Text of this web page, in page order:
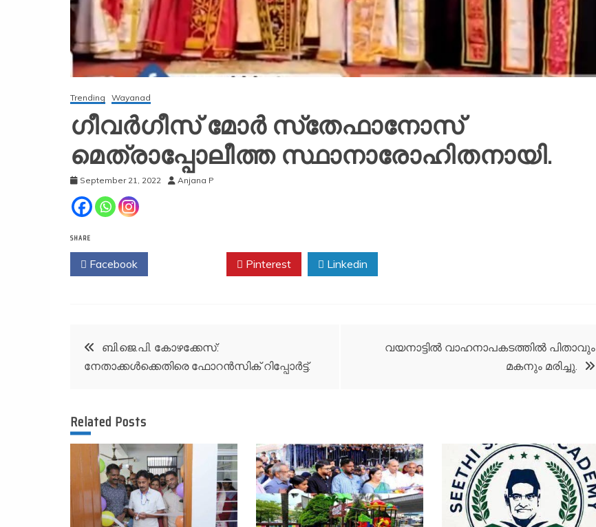
Trending Wayanad
ഗീവര്‍ഗീസ് മോര്‍ സ്‌തേഫാനോസ്
മെത്രാപ്പോലീത്ത സ്ഥാനാരോഹിതനായി.
September 21, 2022 Anjana P
SHARE
Facebook Pinterest Linkedin
Post
navigation
ബി.ജെ.പി. കോഴക്കേസ്‌:
നേതാക്കൾക്കെതിരെ ഫോറൻസിക് റിപ്പോർട്ട്.
വയനാട്ടിൽ വാഹനാപകടത്തിൽ പിതാവും
മകനും മരിച്ചു.
Related Posts